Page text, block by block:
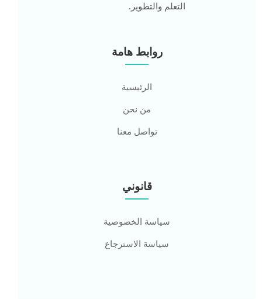
التعلم والتطوير.
روابط هامة
الرئيسية
من نحن
تواصل معنا
قانوني
سياسة الخصوصية
سياسة الاسترجاع